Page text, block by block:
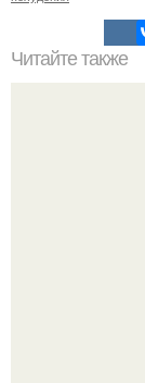
Читайте также